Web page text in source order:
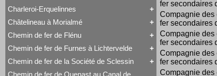
Série 73
Série 82
Class 66
DE 18
Série 27
Série 77
Tout Charleroi à Louvain
23 à 25
50 à 53
60 à 61
62 à 63
94 à 95
Charleroi-Erquelinnes
Tout Charleroi-Erquelinnes
David Joy
Saint-Léonard
Varsovie-Vienne
Châtelineau à Morialmé
Tout Châtelineau à Morialmé
42 à 44
Chemin de fer de Flénu
Tout Chemin de fer de Flénu
Chemin de fer de Flénu
Chemin de fer de Furnes à Lichtervelde
Tout Chemin de fer de Furnes à Lichtervelde
Saint-Léonard
Chemin de fer de la Société de Sclessin
fer secondaires
Compagnie des
fer secondaires
Compagnie des
fer secondaires
Compagnie des
fer secondaires
Compagnie des